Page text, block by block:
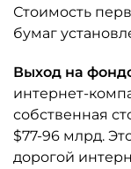
Стоимость
бумаг
Выход на
интернет-
собственная
$77-96 млрд.
дорогой